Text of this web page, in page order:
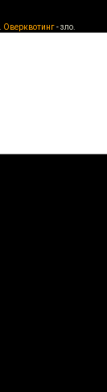
Оверквотинг- зло.